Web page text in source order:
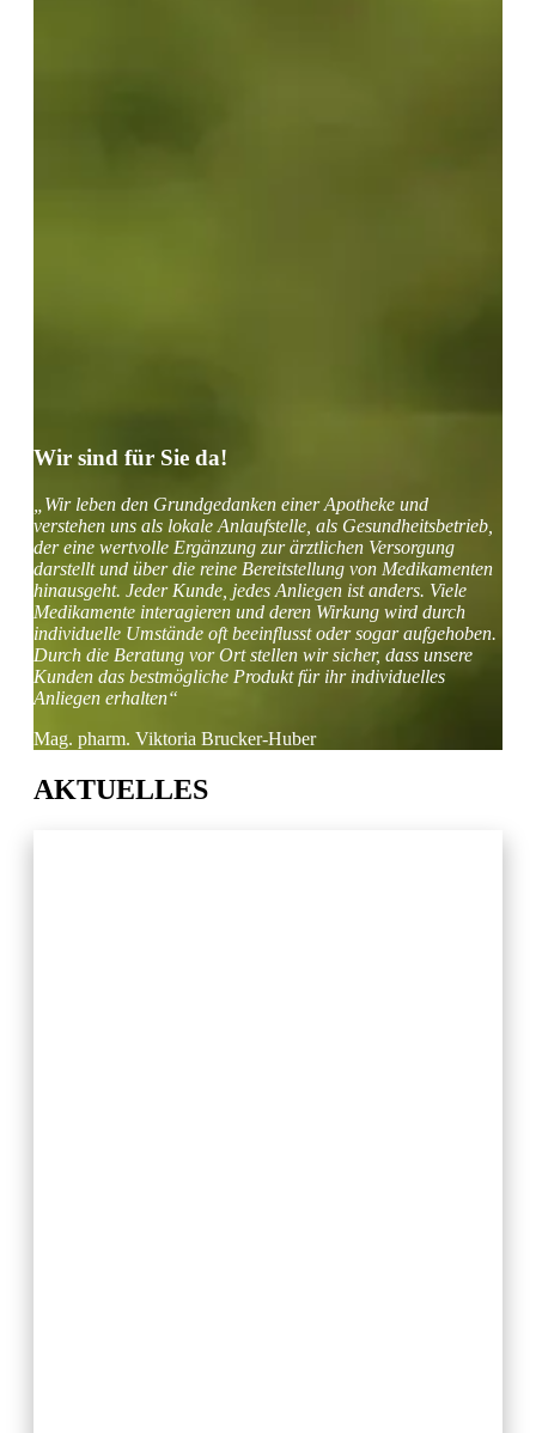
Wir sind für Sie da!
„Wir leben den Grundgedanken einer Apotheke und
verstehen uns als lokale Anlaufstelle, als Gesundheitsbetrieb,
der eine wertvolle Ergänzung zur ärztlichen Versorgung
darstellt und über die reine Bereitstellung von Medikamenten
hinausgeht. Jeder Kunde, jedes Anliegen ist anders. Viele
Medikamente interagieren und deren Wirkung wird durch
individuelle Umstände oft beeinflusst oder sogar aufgehoben.
Durch die Beratung vor Ort stellen wir sicher, dass unsere
Kunden das bestmögliche Produkt für ihr individuelles
Anliegen erhalten“
Mag. pharm. Viktoria Brucker-Huber
AKTUELLES